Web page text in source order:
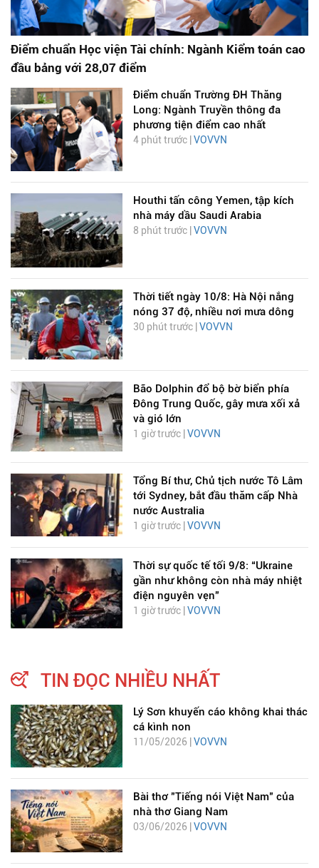
Điểm chuẩn Học viện Tài chính: Ngành Kiểm toán cao
đầu bảng với 28,07 điểm
Điểm chuẩn Trường ĐH Thăng
Long: Ngành Truyền thông đa
phương tiện điểm cao nhất
4 phút trước |VOVVN
Houthi tấn công Yemen, tập kích
nhà máy dầu Saudi Arabia
8 phút trước |VOVVN
Thời tiết ngày 10/8: Hà Nội nắng
nóng 37 độ, nhiều nơi mưa dông
30 phút trước | VOVVN
Bão Dolphin đổ bộ bờ biển phía
Đông Trung Quốc, gây mưa xối xả
và gió lớn
1 giờ trước | VOVVN
Tổng Bí thư, Chủ tịch nước Tô Lâm
tới Sydney, bắt đầu thăm cấp Nhà
nước Australia
1 giờ trước | VOVVN
Thời sự quốc tế tối 9/8: “Ukraine
gần như không còn nhà máy nhiệt
điện nguyên vẹn”
1 giờ trước | VOVVN
TIN ĐỌC NHIỀU NHẤT
Lý Sơn khuyến cáo không khai thác
cá kình non
11/05/2026 | VOVVN
Bài thơ "Tiếng nói Việt Nam" của
nhà thơ Giang Nam
03/06/2026 | VOVVN